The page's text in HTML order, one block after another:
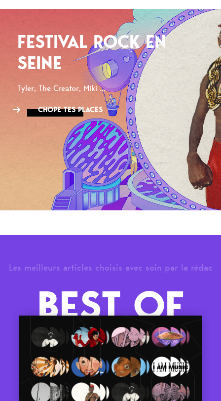
FESTIVAL ROCK EN
SEINE
Tyler, The Creator, Miki ...
CHOPE TES PLACES
Les meilleurs articles choisis avec soin par la rédac
BEST OF